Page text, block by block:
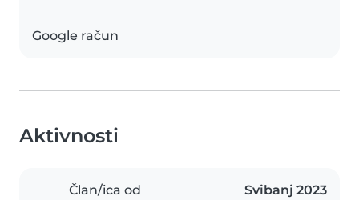
Google račun
Aktivnosti
Član/ica od Svibanj 2023